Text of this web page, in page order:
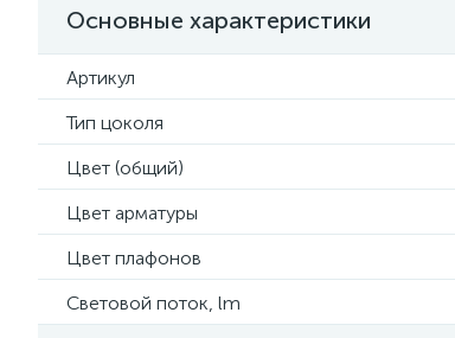
Основные характеристики
Артикул
Тип цоколя
Цвет (общий)
Цвет арматуры
Цвет плафонов
Световой поток, lm